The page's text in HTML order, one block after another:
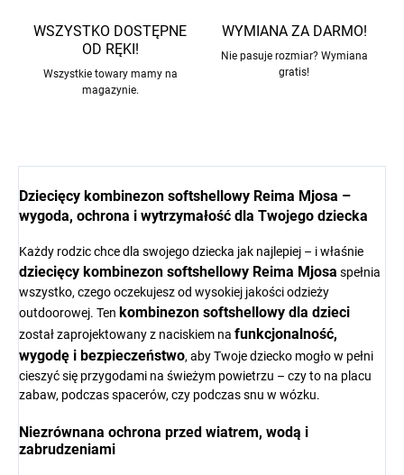
WSZYSTKO DOSTĘPNE
OD RĘKI!
Wszystkie towary mamy na
magazynie.
WYMIANA ZA DARMO!
Nie pasuje rozmiar? Wymiana
gratis!
Dziecięcy kombinezon softshellowy Reima Mjosa –
wygoda, ochrona i wytrzymałość dla Twojego dziecka
Każdy rodzic chce dla swojego dziecka jak najlepiej – i właśnie
dziecięcy kombinezon softshellowy Reima Mjosa spełnia
wszystko, czego oczekujesz od wysokiej jakości odzieży
outdoorowej. Ten kombinezon softshellowy dla dzieci
został zaprojektowany z naciskiem na funkcjonalność,
wygodę i bezpieczeństwo, aby Twoje dziecko mogło w pełni
cieszyć się przygodami na świeżym powietrzu – czy to na placu
zabaw, podczas spacerów, czy podczas snu w wózku.
Niezrównana ochrona przed wiatrem, wodą i
zabrudzeniami